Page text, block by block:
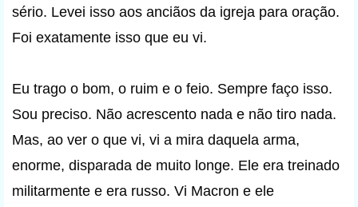
sério. Levei isso aos anciãos da igreja para oração.
Foi exatamente isso que eu vi.
Eu trago o bom, o ruim e o feio. Sempre faço isso.
Sou preciso. Não acrescento nada e não tiro nada.
Mas, ao ver o que vi, vi a mira daquela arma,
enorme, disparada de muito longe. Ele era treinado
militarmente e era russo. Vi Macron e ele